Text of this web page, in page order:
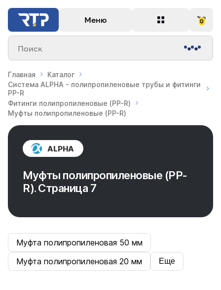
Меню 0
Поиск
Главная
Каталог
Система ALPHA - полипропиленовые трубы и фитинги
PP-R
Фитинги полипропиленовые (PP-R)
Муфты полипропиленовые (PP-R)
ALPHA
Муфты полипропиленовые (PP-
R). Страница 7
Муфта полипропиленовая 50 мм
Муфта полипропиленовая 20 мм
Еще